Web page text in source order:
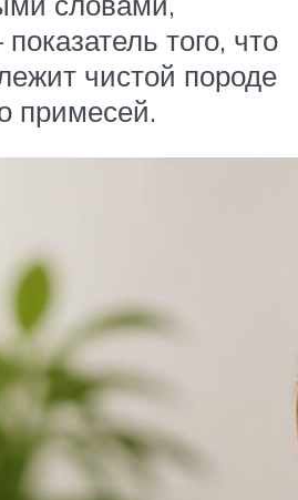
того, что
чистой породе
примесей.